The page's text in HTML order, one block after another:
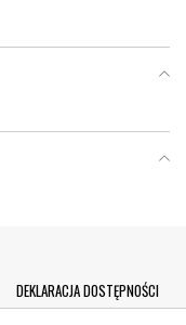
DEKLARACJA DOSTĘPNOŚCI